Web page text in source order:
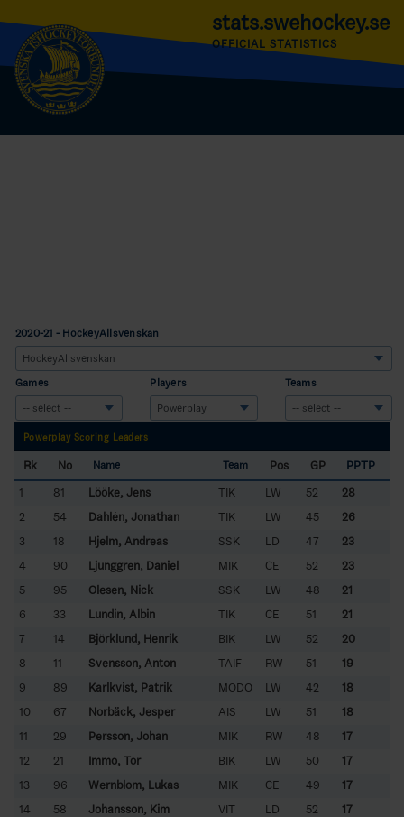
stats.swehockey.se
OFFICIAL STATISTICS
2020-21 - HockeyAllsvenskan
Games Players Teams
Powerplay Scoring Leaders
Rk No Name Team Pos GP
PPTP
1
81 Lööke, Jens TIK LW 52
28
2
54 Dahlén, Jonathan TIK LW 45
26
3
18 Hjelm, Andreas SSK LD 47
23
4
90 Ljunggren, Daniel MIK CE 52
23
5
95 Olesen, Nick SSK LW 48
21
6
33 Lundin, Albin TIK CE 51
21
7
14 Björklund, Henrik BIK LW 52
20
8
11 Svensson, Anton TAIF RW 51
19
9
89 Karlkvist, Patrik MODO LW 42
18
10
67 Norbäck, Jesper AIS LW 51
18
11
29 Persson, Johan MIK RW 48
17
12
21 Immo, Tor BIK LW 50
17
13
96 Wernblom, Lukas MIK CE 49
17
14
58 Johansson, Kim VIT LD 52
17